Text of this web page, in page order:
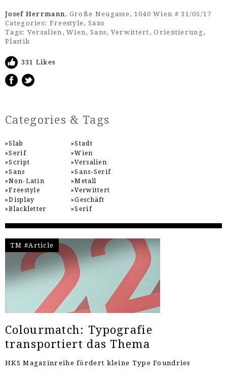
Josef Herrmann, Große Neugasse, 1040 Wien # 31/05/17
Categories: Freestyle, Sans
Tags: Versalien ,Wien, Sans, Verwittert ,Orientierung,
Plastik
331 Likes
Categories & Tags
Slab
Serif
Script
Sans
Non-Latin
Freestyle
Display
Blackletter
Stadt
Wien
Versalien
Sans-Serif
Metall
Verwittert
Geschäft
Serif
TM #Article
Colourmatch: Typografie
transportiert das Thema
HKS Magazinreihe fördert kleine Type Foundries